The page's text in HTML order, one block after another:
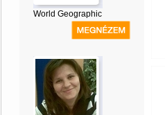
World Geographic